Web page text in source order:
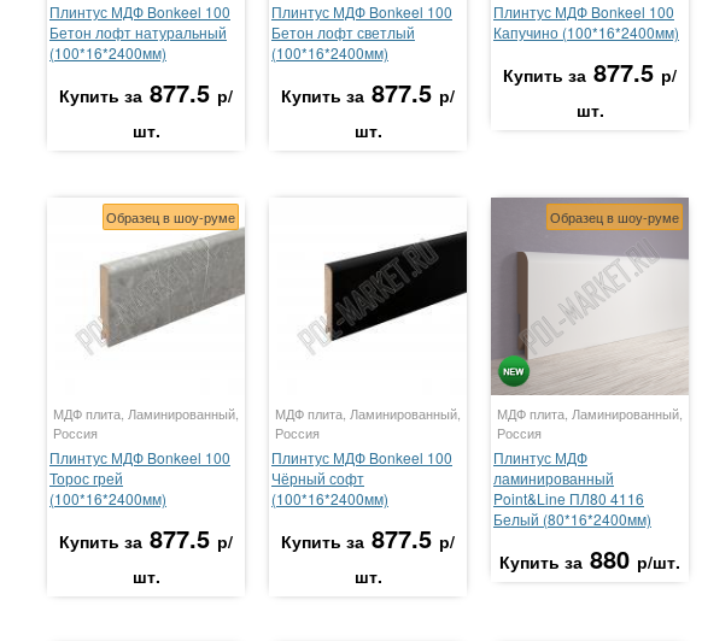
Плинтус МДФ Bonkeel 100
Бетон лофт натуральный
(100*16*2400мм)
Купить за 877.5 р/
шт.
Плинтус МДФ Bonkeel 100
Бетон лофт светлый
(100*16*2400мм)
Купить за 877.5 р/
шт.
Плинтус МДФ Bonkeel 100
Капучино (100*16*2400мм)
Купить за 877.5 р/
шт.
Образец в шоу-руме
МДФ плита, Ламинированный,
Россия
Плинтус МДФ Bonkeel 100
Торос грей
(100*16*2400мм)
Купить за 877.5 р/
шт.
МДФ плита, Ламинированный,
Россия
Плинтус МДФ Bonkeel 100
Чёрный софт
(100*16*2400мм)
Купить за 877.5 р/
шт.
Образец в шоу-руме
МДФ плита, Ламинированный,
Россия
Плинтус МДФ
ламинированный
Point&Line ПЛ80 4116
Белый (80*16*2400мм)
Купить за 880 р/шт.